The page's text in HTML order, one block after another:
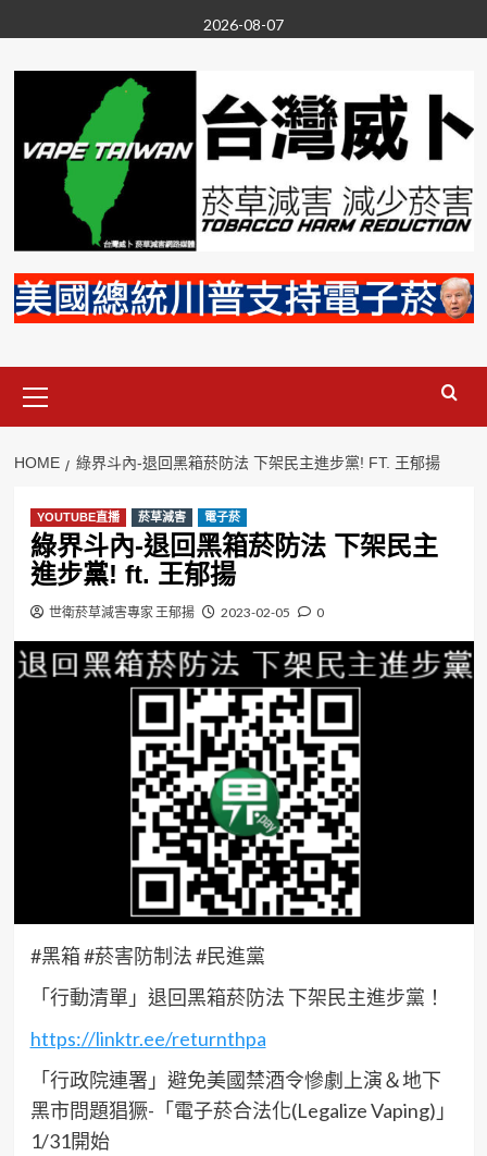
to
content
2026-08-07
Menu
HOME 綠界斗內-退回黑箱菸防法 下架民主進步黨! FT. 王郁揚
YOUTUBE直播 菸草減害 電子菸
綠界斗內-退回黑箱菸防法 下架民主
進步黨! ft. 王郁揚
世衛菸草減害專家 王郁揚 2023-02-05 0
#黑箱 #菸害防制法 #民進黨
「行動清單」退回黑箱菸防法 下架民主進步黨！
https://linktr.ee/returnthpa
「行政院連署」避免美國禁酒令慘劇上演＆地下
黑市問題猖獗-「電子菸合法化(Legalize Vaping)」
1/31開始